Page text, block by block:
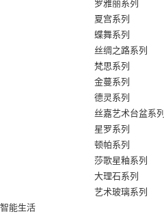
罗雅丽系列
夏宫系列
蝶舞系列
丝绸之路系列
梵思系列
金蔓系列
德灵系列
丝嘉艺术台盆系列
星罗系列
顿帕系列
莎歌星釉系列
大理石系列
艺术玻璃系列
智能生活